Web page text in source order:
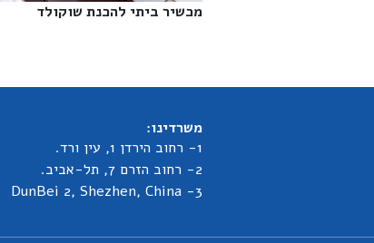
מכשיר ביתי להכנת שוקולד‎
משרדינו:
1- רחוב הירדן 1, עין ורד.
2- רחוב הזרם 7, תל-אביב.
3- DunBei 2, Shezhen, China